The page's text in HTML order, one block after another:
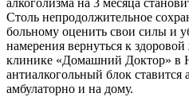
алкоголизма на 3 месяца
Столь непродолжительное
больному оценить свои силы и
намерения вернуться к
клинике «Домашний Доктор» в
антиалкогольный блок
амбулаторно и на дому.